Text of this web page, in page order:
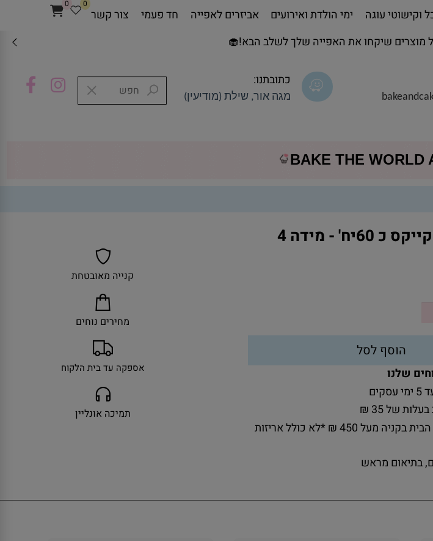
מוצרים שיקחו את האפייה שלך לשלב הבא!🧁
כתובתנו:
מגה אור, שילת (מודיעין)
0 0
וקישוטי עוגה ימי הולדת ואירועים אביזרים לאפייה חד פעמי צור קשר
BAKE THE WORLD
- מידה 4
הוסף לסל
שלנו
של 35 ₪
משלוח חינם עד הבית בקניה מעל 450 ₪ *לא כולל אריזות
בתיאום מראש
קנייה מאובטחת
מחירים נוחים
אספקה עד בית הלקוח
תמיכה אונליין